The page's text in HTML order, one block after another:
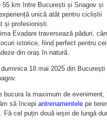
55 km între București și Snagov și
unică atât pentru cicliștii
și profesioniști.
Evadare traversează păduri,
istorice, fiind perfect pentru
din oraș în natură.
18 mai 2025 din București
bucura la maximum de eveniment,
să începi antrenamentele pe
Fă cel puțin două ieșiri de lungă